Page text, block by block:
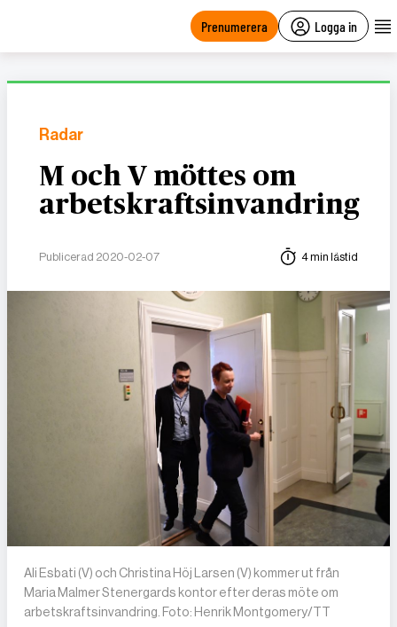
Prenumerera Logga in
Radar
M och V möttes om
arbetskraftsinvandring
Publicerad 2020-02-07 4 min lästid
Ali Esbati (V) och Christina Höj Larsen (V) kommer ut från
Maria Malmer Stenergards kontor efter deras möte om
arbetskraftsinvandring. Foto: Henrik Montgomery/TT